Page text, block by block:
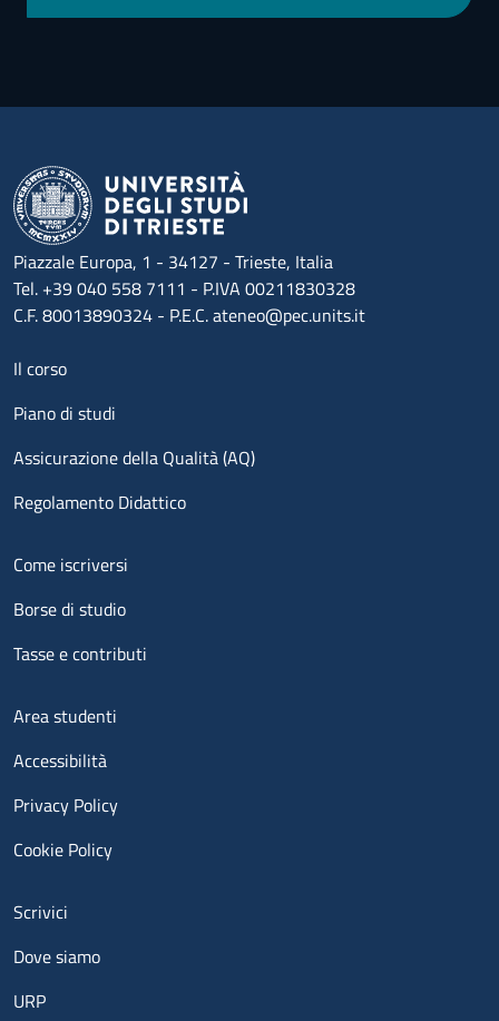
Piazzale Europa, 1 - 34127 - Trieste, Italia
Tel. +39 040 558 7111 - P.IVA 00211830328
C.F. 80013890324 - P.E.C. ateneo@pec.units.it
Menu footer 1
Il corso
Piano di studi
Assicurazione della Qualità (AQ)
Regolamento Didattico
Menu footer 2
Come iscriversi
Borse di studio
Tasse e contributi
Menu footer 3
Area studenti
Accessibilità
Privacy Policy
Cookie Policy
Menu contatti
Scrivici
Dove siamo
URP